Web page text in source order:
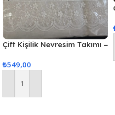
Çift Kişilik Nevresim Takımı –
₺549,00
Sepete Ekle